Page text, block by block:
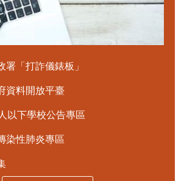
署「打詐儀錶板」
資料開放平臺
以下學校公告專區
染性肺炎專區